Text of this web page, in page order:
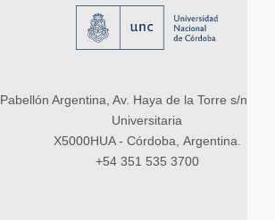
Pabellón Argentina, Av. Haya de la Torre s/n,
Universitaria
X5000HUA - Córdoba, Argentina.
+54 351 535 3700